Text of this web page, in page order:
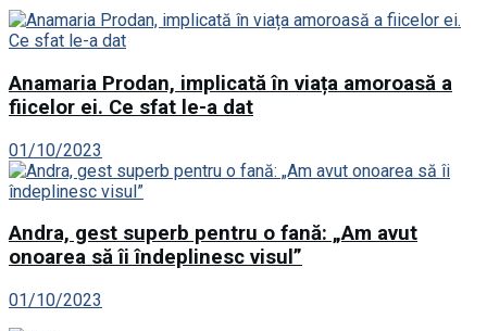
Anamaria Prodan, implicată în viața amoroasă a
fiicelor ei. Ce sfat le-a dat
01/10/2023
Andra, gest superb pentru o fană: „Am avut
onoarea să îi îndeplinesc visul”
01/10/2023